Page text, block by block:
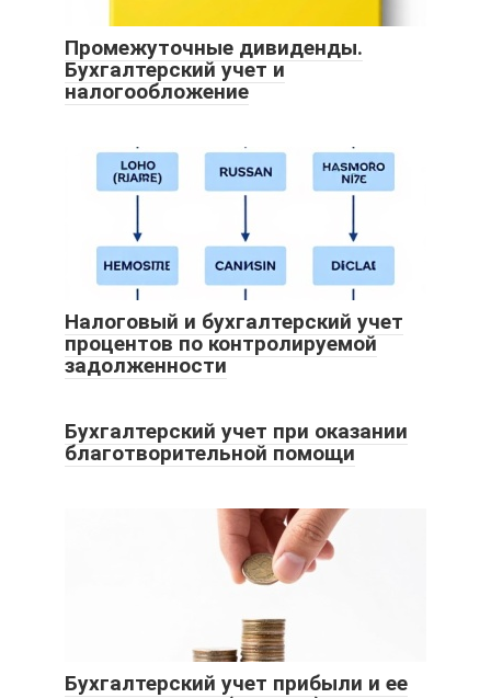
Промежуточные дивиденды.
Бухгалтерский учет и
налогообложение
Налоговый и бухгалтерский учет
процентов по контролируемой
задолженности
Бухгалтерский учет при оказании
благотворительной помощи
Бухгалтерский учет прибыли и ее